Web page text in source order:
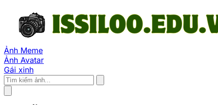
Ảnh Meme
Ảnh Avatar
Gái xinh